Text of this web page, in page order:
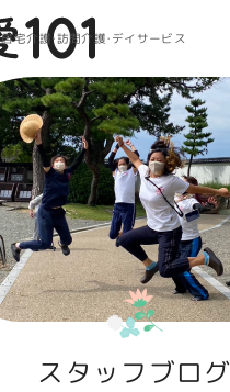
居宅介護・訪問介護・デイサービス
スタッフブログ